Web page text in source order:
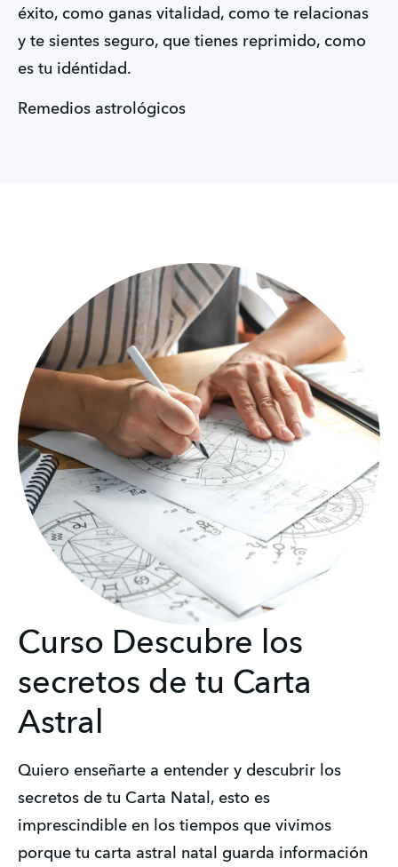
éxito, como ganas vitalidad, como te relacionas
y te sientes seguro, que tienes reprimido, como
es tu idéntidad.
Remedios astrológicos
Curso Descubre los
secretos de tu Carta
Astral
Quiero enseñarte a entender y descubrir los
secretos de tu Carta Natal, esto es
imprescindible en los tiempos que vivimos
porque tu carta astral natal guarda información